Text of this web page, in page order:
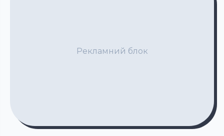
Рекламний блок